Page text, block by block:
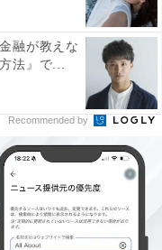
融が教えな
法』で...
Recommended by